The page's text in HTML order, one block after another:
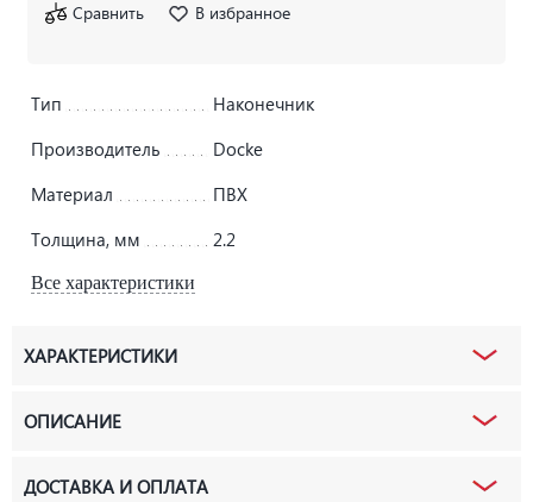
Сравнить В избранное
Тип
Наконечник
Производитель
Docke
Материал
ПВХ
Толщина, мм
2.2
Все характеристики
ХАРАКТЕРИСТИКИ
ОПИСАНИЕ
ДОСТАВКА И ОПЛАТА